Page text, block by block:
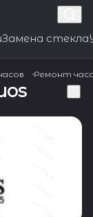
Замена стекла
Ремонт